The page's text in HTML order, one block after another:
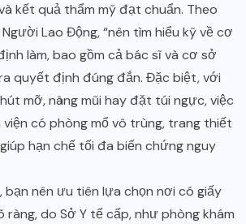
kết quả thẩm mỹ đạt chuẩn. Theo
Lao Động, “nên tìm hiểu kỹ về cơ
làm, bao gồm cả bác sĩ và cơ sở
quyết định đúng đắn. Đặc biệt, với
mỡ, nâng mũi hay đặt túi ngực, việc
có phòng mổ vô trùng, trang thiết
hạn chế tối đa biến chứng nguy
bạn nên ưu tiên lựa chọn nơi có giấy
do Sở Y tế cấp, như phòng khám